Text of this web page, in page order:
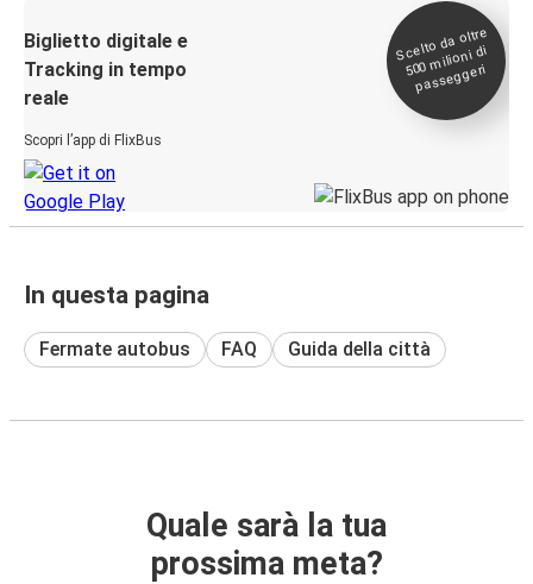
Biglietto digitale e
Tracking in tempo
reale
Scopri l’app di FlixBus
Scelto da oltre
500
milioni di
passeggeri
In questa pagina
Fermate autobus FAQ Guida della città
Quale sarà la tua
prossima meta?